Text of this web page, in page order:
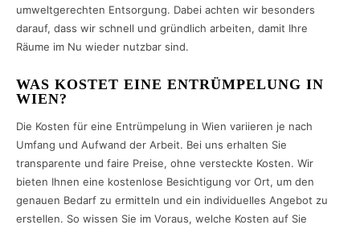
umweltgerechten Entsorgung. Dabei achten wir besonders
darauf, dass wir schnell und gründlich arbeiten, damit Ihre
Räume im Nu wieder nutzbar sind.
WAS KOSTET EINE ENTRÜMPELUNG IN
WIEN?
Die Kosten für eine Entrümpelung in Wien variieren je nach
Umfang und Aufwand der Arbeit. Bei uns erhalten Sie
transparente und faire Preise, ohne versteckte Kosten. Wir
bieten Ihnen eine kostenlose Besichtigung vor Ort, um den
genauen Bedarf zu ermitteln und ein individuelles Angebot zu
erstellen. So wissen Sie im Voraus, welche Kosten auf Sie